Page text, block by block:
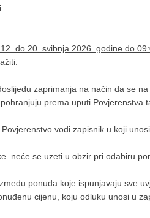
do 20. svibnja 2026. godine do
zaprimanja na način da se
prema uputi Povjerenstva
vodi zapisnik u koji
neće se uzeti u obzir pri odabiru
ponuda koje ispunjavaju sve
cijenu, koju odluku unosi u